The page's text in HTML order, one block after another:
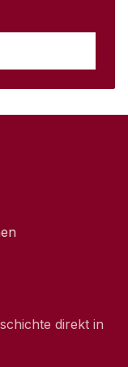
direkt in